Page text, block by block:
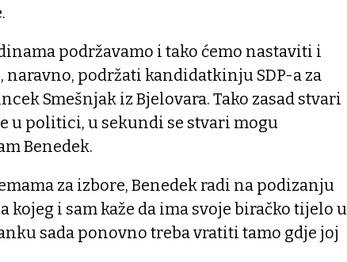
podržavamo i tako ćemo nastaviti i
naravno, podržati kandidatkinju SDP-a za
Smešnjak iz Bjelovara. Tako zasad stvari
u politici, u sekundi se stvari mogu
Benedek.
za izbore, Benedek radi na podizanju
kojeg i sam kaže da ima svoje biračko tijelo u
sada ponovno treba vratiti tamo gdje joj